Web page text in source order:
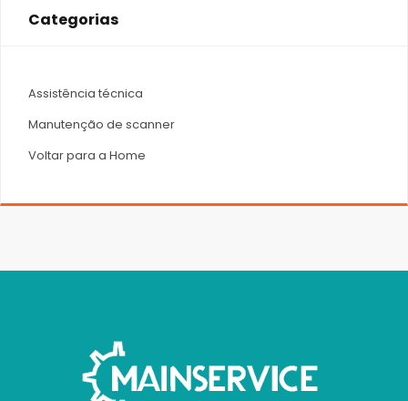
Categorias
Assistência técnica
Manutenção de scanner
Voltar para a Home